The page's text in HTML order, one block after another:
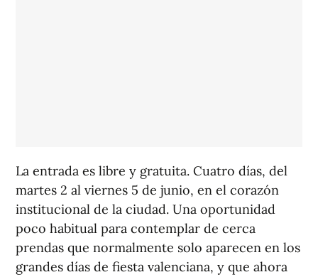
La entrada es libre y gratuita. Cuatro días, del
martes 2 al viernes 5 de junio, en el corazón
institucional de la ciudad. Una oportunidad
poco habitual para contemplar de cerca
prendas que normalmente solo aparecen en los
grandes días de fiesta valenciana, y que ahora